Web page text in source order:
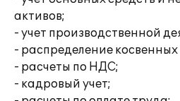
активов;
- учет производственной
- распределение
- расчеты по НДС;
- кадровый учет;